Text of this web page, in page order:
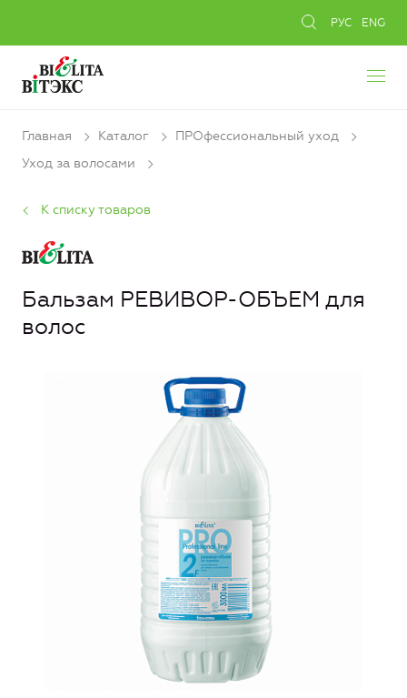
РУС ENG
Главная Каталог
ПРОфессиональный уход
Уход за волосами
К списку товаров
Бальзам РЕВИВОР-ОБЪЕМ для
волос